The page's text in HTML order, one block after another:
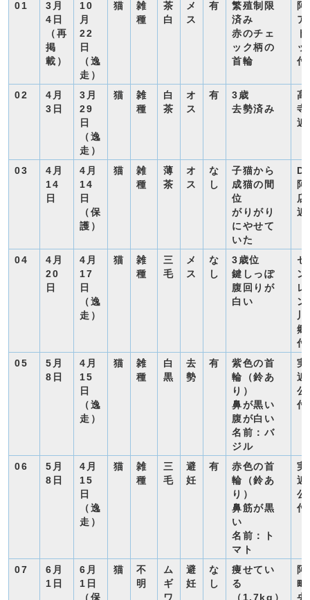
01
3月
4日
（再
掲
載）
10
月
22
日
（逸
走）
猫
雑
種
茶
白
メ
ス
有
繁殖制限
済み
赤のチェ
ック柄の
首輪
阿
ア
ッ
付
02
4月
3日
3月
29
日
（逸
走）
猫
雑
種
白
茶
オ
ス
有
3歳
去勢済み
高
寺
近
03
4月
14
日
4月
14
日
（保
護）
猫
雑
種
薄
茶
オ
ス
な
し
子猫から
成猫の間
位
がりがり
にやせて
いた
阿
店
近
04
4月
20
日
4月
17
日
（逸
走）
猫
雑
種
三
毛
メ
ス
な
し
3歳位
鍵しっぽ
腹回りが
白い
セ
ン
ン
川
郷
付
05
5月
8日
4月
15
日
（逸
走）
猫
雑
種
白
黒
去
勢
有
紫色の首
輪（鈴あ
り）
鼻が黒い
腹が白い
名前：バ
ジル
実
近
公
付
06
5月
8日
4月
15
日
（逸
走）
猫
雑
種
三
毛
避
妊
有
赤色の首
輪（鈴あ
り）
鼻筋が黒
い
名前：ト
マト
実
近
公
付
07
6月
1日
6月
1日
（保
猫
不
明
ム
ギ
ワ
避
妊
な
し
痩せてい
る
（1.7kg）
阿
町
央